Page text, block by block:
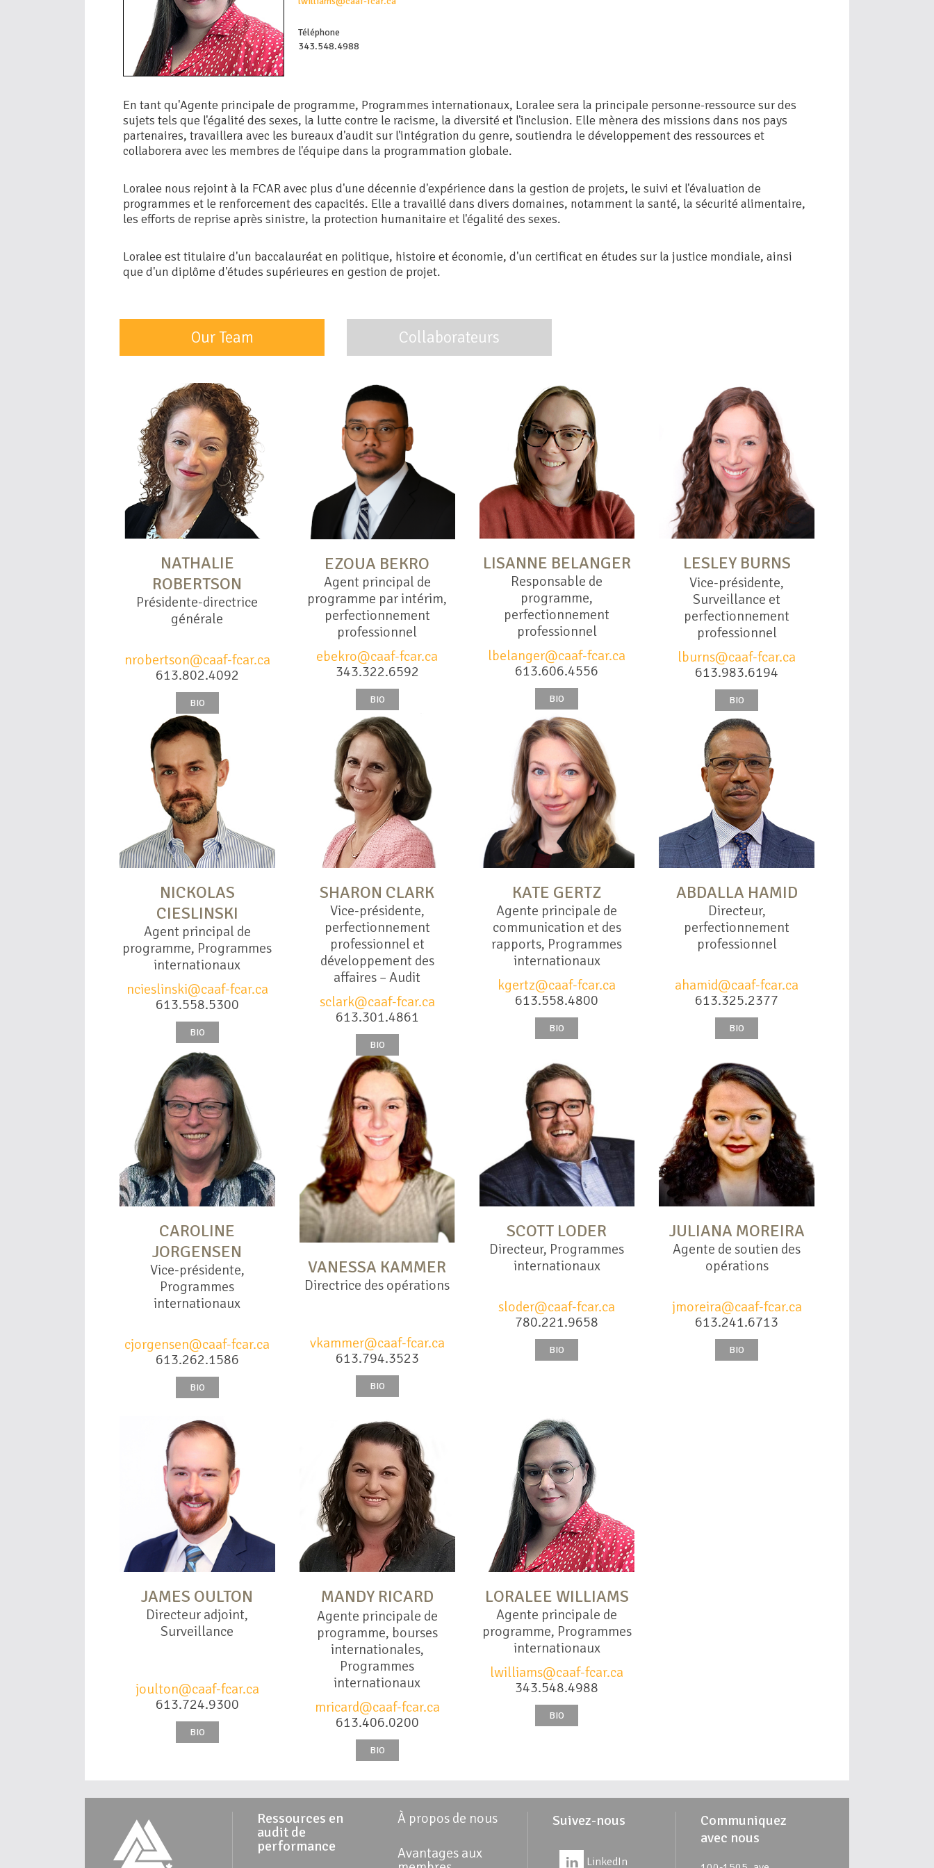
Téléphone
343.548.4988
En tant qu'Agente principale de programme, Programmes internationaux, Loralee sera la principale personne-ressource sur des
sujets tels que l'égalité des sexes, la lutte contre le racisme, la diversité et l'inclusion. Elle mènera des missions dans nos pays
partenaires, travaillera avec les bureaux d'audit sur l'intégration du genre, soutiendra le développement des ressources et
collaborera avec les membres de l'équipe dans la programmation globale.
Loralee nous rejoint à la FCAR avec plus d'une décennie d'expérience dans la gestion de projets, le suivi et l'évaluation de
programmes et le renforcement des capacités. Elle a travaillé dans divers domaines, notamment la santé, la sécurité alimentaire,
les efforts de reprise après sinistre, la protection humanitaire et l'égalité des sexes.
Loralee est titulaire d'un baccalauréat en politique, histoire et économie, d'un certificat en études sur la justice mondiale, ainsi
que d'un diplôme d'études supérieures en gestion de projet.
Our Team Collaborateurs
NATHALIE
ROBERTSON
Présidente-directrice
générale
nrobertson@caaf-fcar.ca
613.802.4092
BIO
EZOUA BEKRO
Agent principal de
programme par intérim,
perfectionnement
professionnel
ebekro@caaf-fcar.ca
343.322.6592
BIO
LISANNE BELANGER
Responsable de
programme,
perfectionnement
professionnel
lbelanger@caaf-fcar.ca
613.606.4556
BIO
LESLEY BURNS
Vice-présidente,
Surveillance et
perfectionnement
professionnel
lburns@caaf-fcar.ca
613.983.6194
BIO
NICKOLAS
CIESLINSKI
Agent principal de
programme, Programmes
internationaux
ncieslinski@caaf-fcar.ca
613.558.5300
BIO
SHARON CLARK
Vice-présidente,
perfectionnement
professionnel et
développement des
affaires – Audit
sclark@caaf-fcar.ca
613.301.4861
BIO
KATE GERTZ
Agente principale de
communication et des
rapports, Programmes
internationaux
kgertz@caaf-fcar.ca
613.558.4800
BIO
ABDALLA HAMID
Directeur,
perfectionnement
professionnel
ahamid@caaf-fcar.ca
613.325.2377
BIO
CAROLINE
JORGENSEN
Vice-présidente,
Programmes
internationaux
cjorgensen@caaf-fcar.ca
613.262.1586
BIO
VANESSA KAMMER
Directrice des opérations
vkammer@caaf-fcar.ca
613.794.3523
BIO
SCOTT LODER
Directeur, Programmes
internationaux
sloder@caaf-fcar.ca
780.221.9658
BIO
JULIANA MOREIRA
Agente de soutien des
opérations
jmoreira@caaf-fcar.ca
613.241.6713
BIO
JAMES OULTON
Directeur adjoint,
Surveillance
joulton@caaf-fcar.ca
613.724.9300
BIO
MANDY RICARD
Agente principale de
programme, bourses
internationales,
Programmes
internationaux
mricard@caaf-fcar.ca
613.406.0200
BIO
LORALEE WILLIAMS
Agente principale de
programme, Programmes
internationaux
lwilliams@caaf-fcar.ca
343.548.4988
BIO
Ressources en
audit de
performance
À propos de nous
Avantages aux
Suivez-nous
LinkedIn
Communiquez
avec nous